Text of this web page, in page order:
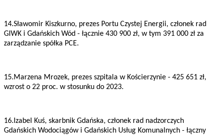
14.Sławomir Kiszkurno, prezes Portu Czystej Energii, członek rad
GIWK i Gdańskich Wód - łącznie 430 900 zł, w tym 391 000 zł za
zarządzanie spółka PCE.
15.Marzena Mrozek, prezes szpitala w Kościerzynie - 425 651 zł,
wzrost o 22 proc. w stosunku do 2023.
16.Izabel Kuś, skarbnik Gdańska, członek rad nadzorczych
Gdańskich Wodociągów i Gdańskich Usług Komunalnych - łączny